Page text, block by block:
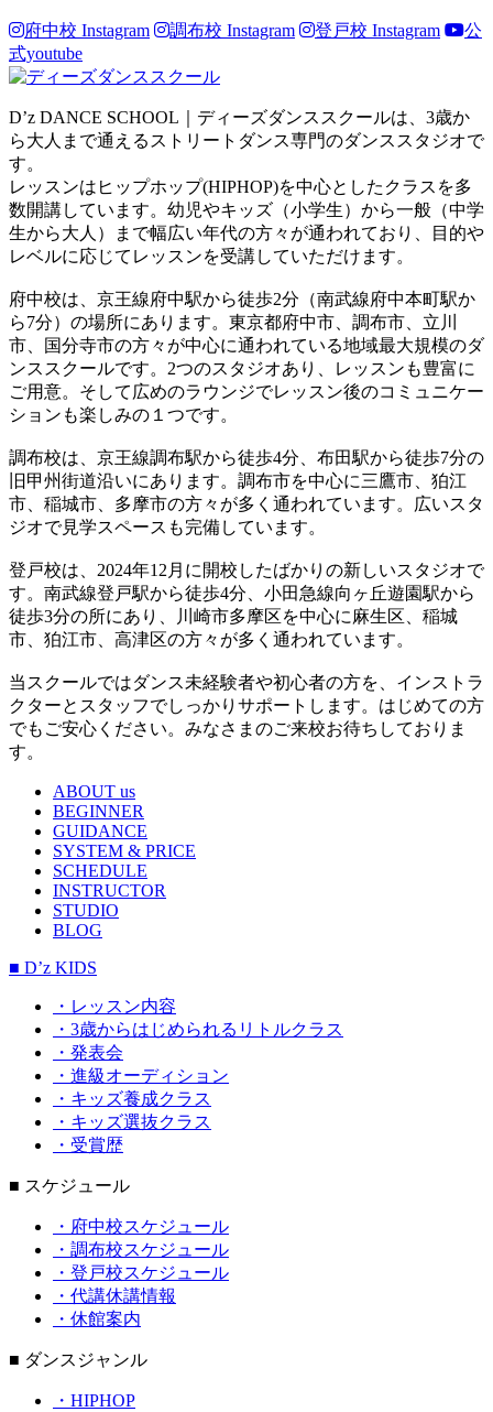
府中校 Instagram 調布校 Instagram 登戸校 Instagram
公
式youtube
D’z DANCE SCHOOL｜ディーズダンススクールは、3歳か
ら大人まで通えるストリートダンス専門のダンススタジオで
す。
レッスンはヒップホップ(HIPHOP)を中心としたクラスを多
数開講しています。幼児やキッズ（小学生）から一般（中学
生から大人）まで幅広い年代の方々が通われており、目的や
レベルに応じてレッスンを受講していただけます。
府中校は、京王線府中駅から徒歩2分（南武線府中本町駅か
ら7分）の場所にあります。東京都府中市、調布市、立川
市、国分寺市の方々が中心に通われている地域最大規模のダ
ンススクールです。2つのスタジオあり、レッスンも豊富に
ご用意。そして広めのラウンジでレッスン後のコミュニケー
ションも楽しみの１つです。
調布校は、京王線調布駅から徒歩4分、布田駅から徒歩7分の
旧甲州街道沿いにあります。調布市を中心に三鷹市、狛江
市、稲城市、多摩市の方々が多く通われています。広いスタ
ジオで見学スペースも完備しています。
登戸校は、2024年12月に開校したばかりの新しいスタジオで
す。南武線登戸駅から徒歩4分、小田急線向ヶ丘遊園駅から
徒歩3分の所にあり、川崎市多摩区を中心に麻生区、稲城
市、狛江市、高津区の方々が多く通われています。
当スクールではダンス未経験者や初心者の方を、インストラ
クターとスタッフでしっかりサポートします。はじめての方
でもご安心ください。みなさまのご来校お待ちしておりま
す。
ABOUT us
BEGINNER
GUIDANCE
SYSTEM & PRICE
SCHEDULE
INSTRUCTOR
STUDIO
BLOG
■ D’z KIDS
・レッスン内容
・3歳からはじめられるリトルクラス
・発表会
・進級オーディション
・キッズ養成クラス
・キッズ選抜クラス
・受賞歴
■ スケジュール
・府中校スケジュール
・調布校スケジュール
・登戸校スケジュール
・代講休講情報
・休館案内
■ ダンスジャンル
・HIPHOP